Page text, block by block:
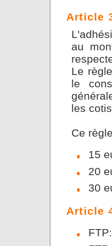
Article
au
Le
le
les
Ce
15
20
30
Article